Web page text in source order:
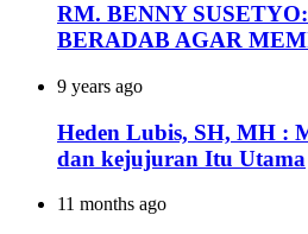
RM. BENNY
BERADAB AGAR
9 years ago
Heden Lubis, SH, MH :
dan kejujuran Itu Utama
11 months ago